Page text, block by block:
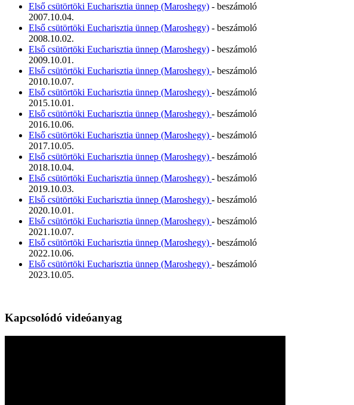
Első csütörtöki Eucharisztia ünnep (Maroshegy) - beszámoló
2007.10.04.
Első csütörtöki Eucharisztia ünnep (Maroshegy) - beszámoló
2008.10.02.
Első csütörtöki Eucharisztia ünnep (Maroshegy) - beszámoló
2009.10.01.
Első csütörtöki Eucharisztia ünnep (Maroshegy) - beszámoló
2010.10.07.
Első csütörtöki Eucharisztia ünnep (Maroshegy) - beszámoló
2015.10.01.
Első csütörtöki Eucharisztia ünnep (Maroshegy) - beszámoló
2016.10.06.
Első csütörtöki Eucharisztia ünnep (Maroshegy) - beszámoló
2017.10.05.
Első csütörtöki Eucharisztia ünnep (Maroshegy) - beszámoló
2018.10.04.
Első csütörtöki Eucharisztia ünnep (Maroshegy) - beszámoló
2019.10.03.
Első csütörtöki Eucharisztia ünnep (Maroshegy) - beszámoló
2020.10.01.
Első csütörtöki Eucharisztia ünnep (Maroshegy) - beszámoló
2021.10.07.
Első csütörtöki Eucharisztia ünnep (Maroshegy) - beszámoló
2022.10.06.
Első csütörtöki Eucharisztia ünnep (Maroshegy) - beszámoló
2023.10.05.
Kapcsolódó videóanyag